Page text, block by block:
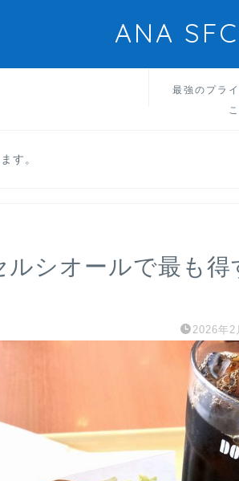
ANA
最強のプラ
す。
ルシオールで最も得
2026年2